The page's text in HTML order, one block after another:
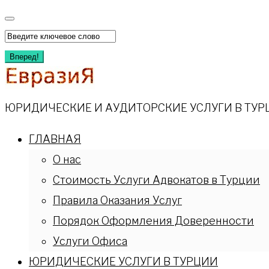
Перейти
к
содержимому
Искать:
Вперед!
ЮРИДИЧЕСКИЕ И АУДИТОРСКИЕ УСЛУГИ В
ГЛАВНАЯ
О нас
Стоимость Услуги Адвокатов в Турции
Правила Оказания Услуг
Порядок Оформления Доверенности
Услуги Офиса
ЮРИДИЧЕСКИЕ УСЛУГИ В ТУРЦИИ